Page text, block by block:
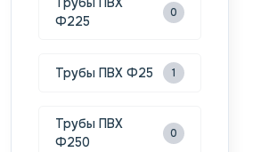
Ф225
0
Трубы ПВХ Ф25 1
Трубы ПВХ
Ф250
0